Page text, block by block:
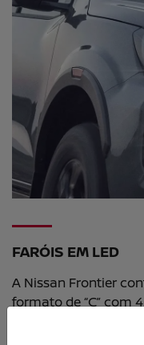
FARÓIS EM LED
A Nissan Frontier
formato de “C” com
faróis antineblina